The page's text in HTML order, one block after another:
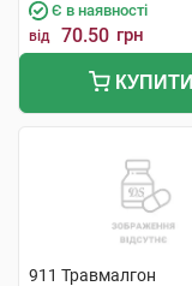
Є в наявності
від 70.50 грн
КУПИТИ
911 Травмалгон